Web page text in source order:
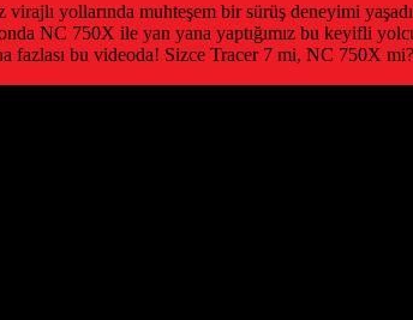
yollarında muhteşem bir sürüş deneyimi
NC 750X ile yan yana yaptığımız bu keyifli
bu videoda! Sizce Tracer 7 mi, NC 750X